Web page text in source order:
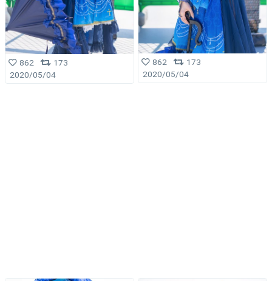
862
173
2020/05/04
862
173
2020/05/04